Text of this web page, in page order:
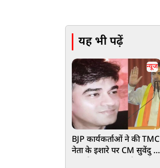
यह भी पढ़ें
न्यूज
BJP कार्यकर्ताओं ने की TMC
नेता के इशारे पर CM सुवेंदु के